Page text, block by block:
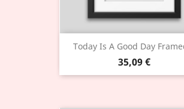
Today Is A Good Day
35,09 €